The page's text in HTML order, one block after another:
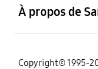
À propos de
Copyright© 1995-